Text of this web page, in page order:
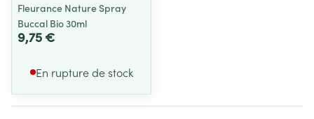
Fleurance Nature Spray
Buccal Bio 30ml
9,75 €
En rupture de stock